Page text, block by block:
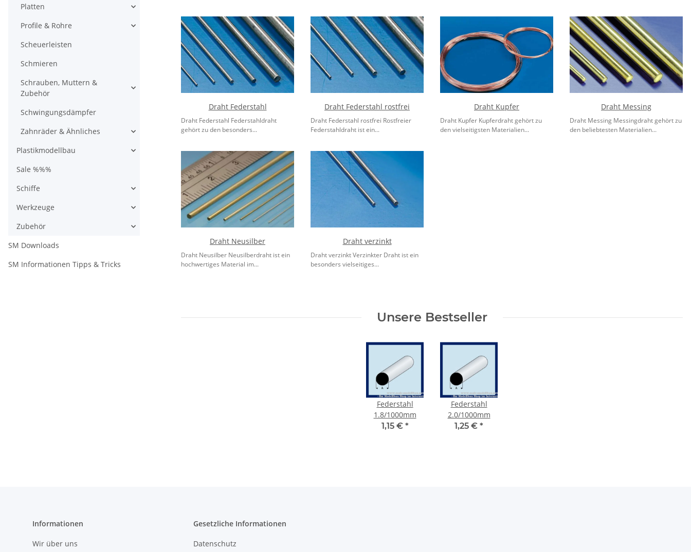
Draht Federstahl
Draht Federstahl Federstahldraht
gehört zu den besonders...
Draht Federstahl rostfrei
Draht Federstahl rostfrei Rostfreier
Federstahldraht ist ein...
Draht Kupfer
Draht Kupfer Kupferdraht gehört zu
den vielseitigsten Materialien...
Draht Messing
Draht Messing Messingdraht gehört zu
den beliebtesten Materialien...
Draht Neusilber
Draht Neusilber Neusilberdraht ist ein
hochwertiges Material im...
Draht verzinkt
Draht verzinkt Verzinkter Draht ist ein
besonders vielseitiges...
Unsere Bestseller
Federstahl
1.8/1000mm
1,15 € *
Federstahl
2.0/1000mm
1,25 € *
Platten
Profile & Rohre
Scheuerleisten
Schmieren
Schrauben, Muttern &
Zubehör
Schwingungsdämpfer
Zahnräder & Ähnliches
Plastikmodellbau
Sale %%%
Schiffe
Werkzeuge
Zubehör
SM Downloads
SM Informationen Tipps & Tricks
Informationen
Wir über uns
Gesetzliche Informationen
Datenschutz